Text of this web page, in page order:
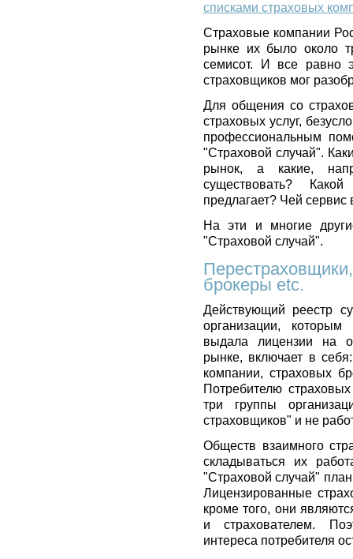
списками страховых
Страховые компании
рынке их было около
семисот. И все равно
страховщиков мог
Для общения со
страховых услуг,
профессиональным
"Страховой случай".
рынок, а какие,
существовать?
предлагает? Чей
На эти и многие
"Страховой случай".
брокеры etc.
Действующий реестр
организации,
выдала лицензии на
рынке, включает в
компании, страховых
Потребителю
три группы
страховщиков" и не
Обществ взаимного
складываться их
"Страховой случай"
Лицензированные
кроме того, они
и страхователем.
интереса потребителя